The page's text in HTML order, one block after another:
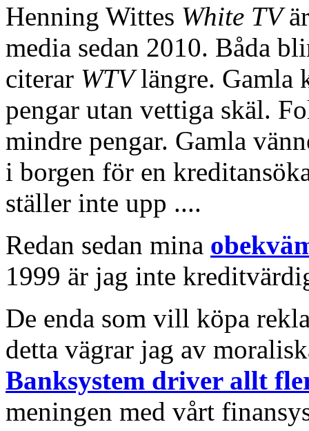
Henning Wittes White TV
media sedan 2010. Båda
citerar WTVlängre. Gamla
pengar utan vettiga skäl.
mindre pengar. Gamla
i borgen för en
ställer inte upp ....
Redan sedan mina
1999 är jag inte
De enda som vill köpa
detta vägrar jag av
Banksystem driver allt
meningen med vårt